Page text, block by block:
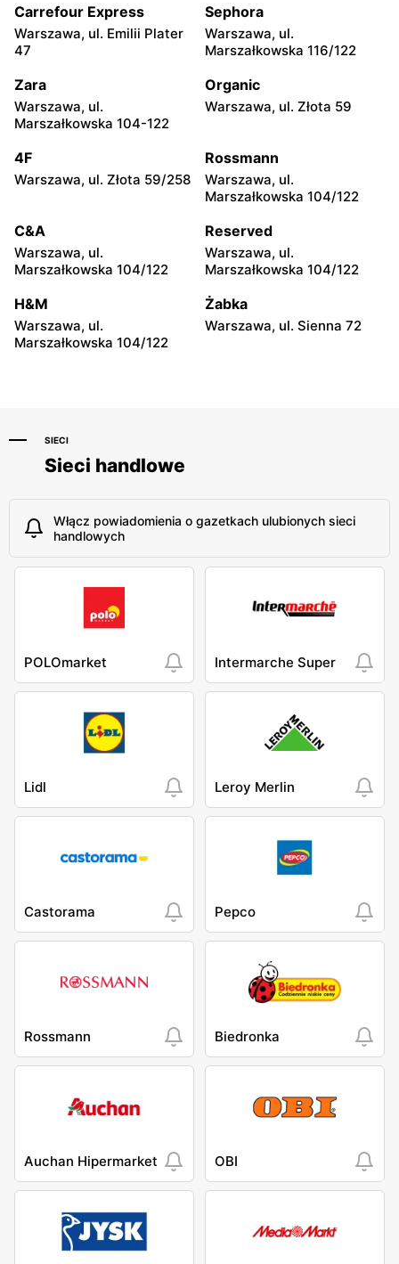
Lublin al. Wincentego
Witosa 32a
Olsztyn al. Generała
Władysława Sikorskiego 2B
Auchan Hipermarket
Białystok, ul. Hetmańska 16
Auchan Hipermarket
Białystok, ul. Produkcyjna
84
Auchan Hipermarket
Toruń, ul. Stanisława
Żółkiewskiego 15
Toruń, ul. Grudziądzka 162
Częstochowa, ul. Stefana
Kisielewskiego 8/16
Auchan Hipermarket
Poczesna, ul. Krakowska 10
Auchan Hipermarket
Bydgoszcz, ul. Mariana
Rejewskiego 3
Auchan Hipermarket
Bydgoszcz, ul. Kruszwicka 1
Auchan Hipermarket
Carrefour Express
Warszawa, ul. Emilii Plater
47
Sephora
Warszawa, ul.
Marszałkowska 116/122
Zara
Warszawa, ul.
Marszałkowska 104-122
Organic
Warszawa, ul. Złota 59
4F
Warszawa, ul. Złota 59/258
Rossmann
Warszawa, ul.
Marszałkowska 104/122
C&A
Warszawa, ul.
Marszałkowska 104/122
Reserved
Warszawa, ul.
Marszałkowska 104/122
H&M
Warszawa, ul.
Marszałkowska 104/122
Żabka
Warszawa, ul. Sienna 72
SIECI
Sieci handlowe
Włącz powiadomienia o gazetkach ulubionych sieci
handlowych
POLOmarket Intermarche Super
Lidl Leroy Merlin
Castorama Pepco
Rossmann Biedronka
Auchan Hipermarket OBI